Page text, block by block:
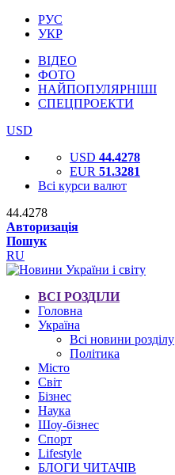
РУС
УКР
ВІДЕО
ФОТО
НАЙПОПУЛЯРНІШІ
СПЕЦПРОЕКТИ
USD
USD 44.4278
EUR 51.3281
Всі курси валют
44.4278
Авторизація
Пошук
RU
ВСІ РОЗДІЛИ
Головна
Україна
Всі новини розділу
Політика
Місто
Світ
Бізнес
Наука
Шоу-бізнес
Спорт
Lifestyle
БЛОГИ ЧИТАЧІВ